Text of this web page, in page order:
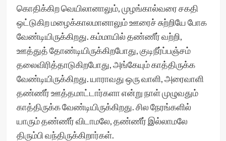
கொதிக்கிற வெயிலானாலும், முழங்கால்வரை சகதி
ஒட்டுகிற மழைக்காலமானாலும் ஊரைச் சுற்றியே போக
வேண்டியிருக்கிறது. கம்மாயில் தண்ணீர் வற்றி,
ஊத்துத் தோண்டியிருக்கிறபோது, குடிநீர்ப்பஞ்சம்
தலைவிரித்தாடுகிறபோது, அங்கேயும் காத்திருக்க
வேண்டியிருக்கிறது. யாராவது ஒரு வாளி, அரைவாளி
தண்ணீர் ஊத்தமாட்டார்களா என்று நாள் முழுவதும்
காத்திருக்க வேண்டியிருக்கிறது. சில நேரங்களில்
யாரும் தண்ணீர் விடாமலே, தண்ணீர் இல்லாமலே
திரும்பி வந்திருக்கிறார்கள்.